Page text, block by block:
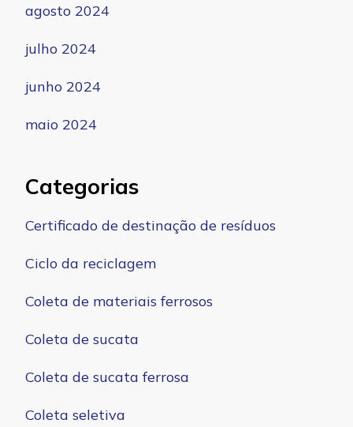
agosto 2024
julho 2024
junho 2024
maio 2024
Categorias
Certificado de destinação de resíduos
Ciclo da reciclagem
Coleta de materiais ferrosos
Coleta de sucata
Coleta de sucata ferrosa
Coleta seletiva